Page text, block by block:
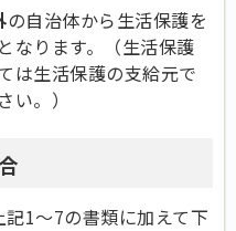
の自治体から生活保護を
なります。（生活保護
は生活保護の支給元で
い。）
1～7の書類に加えて下